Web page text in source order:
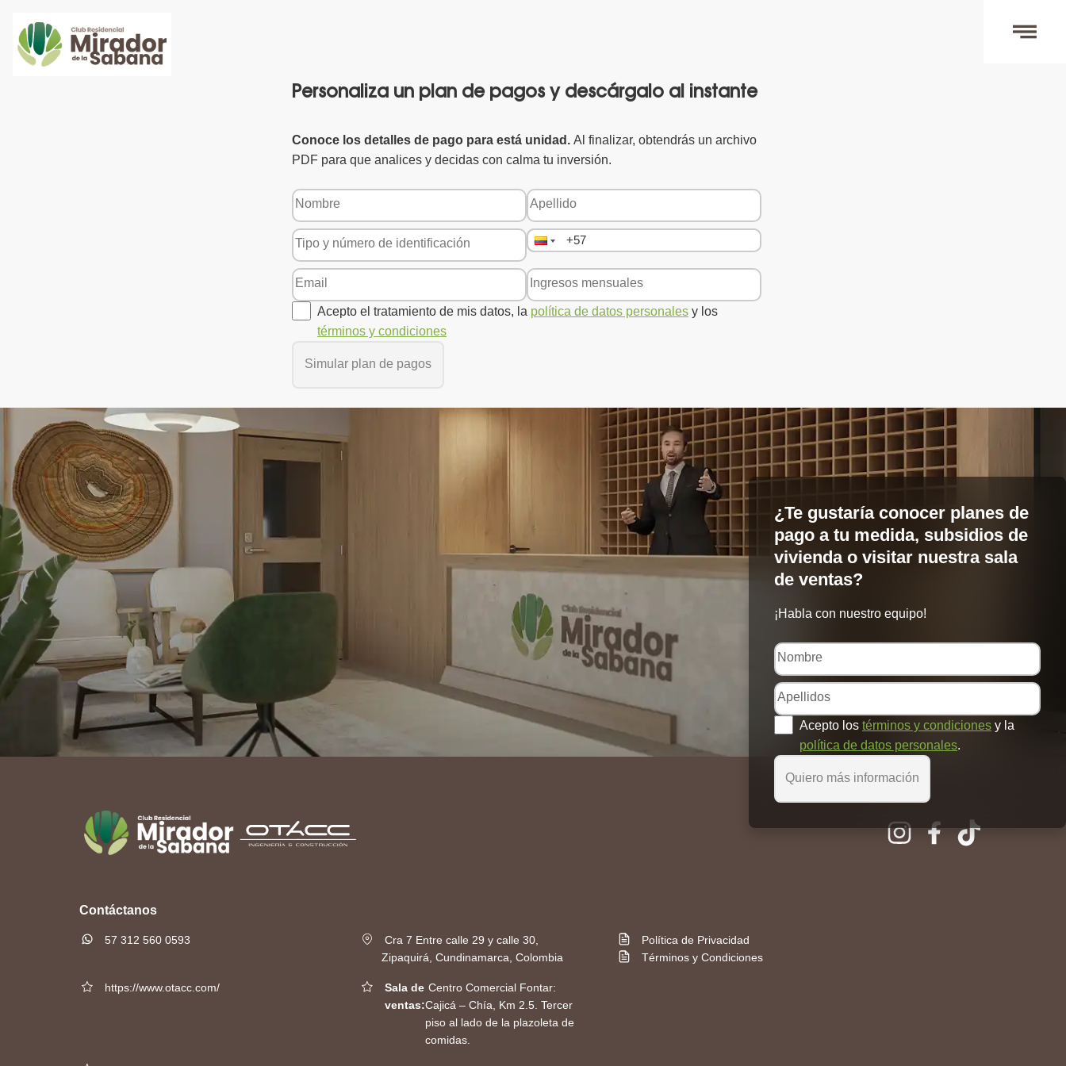
Personaliza un plan de pagos y descárgalo al instante
Conoce los detalles de pago para está unidad. Al finalizar, obtendrás un archivo
PDF para que analices y decidas con calma tu inversión.
Acepto el tratamiento de mis datos, la política de datos personales y los
términos y condiciones
Simular plan de pagos
¿Te gustaría conocer planes de
pago a tu medida, subsidios de
vivienda o visitar nuestra sala
de ventas?
¡Habla con nuestro equipo!
Acepto los términos y condiciones y la
política de datos personales.
Quiero más información
Contáctanos
57 312 560 0593
Cra 7 Entre calle 29 y calle 30,
Zipaquirá, Cundinamarca, Colombia
https://www.otacc.com/
Sala de
ventas:
Centro Comercial Fontar:
Cajicá – Chía, Km 2.5. Tercer
piso al lado de la plazoleta de
comidas.
Política de Privacidad
Términos y Condiciones